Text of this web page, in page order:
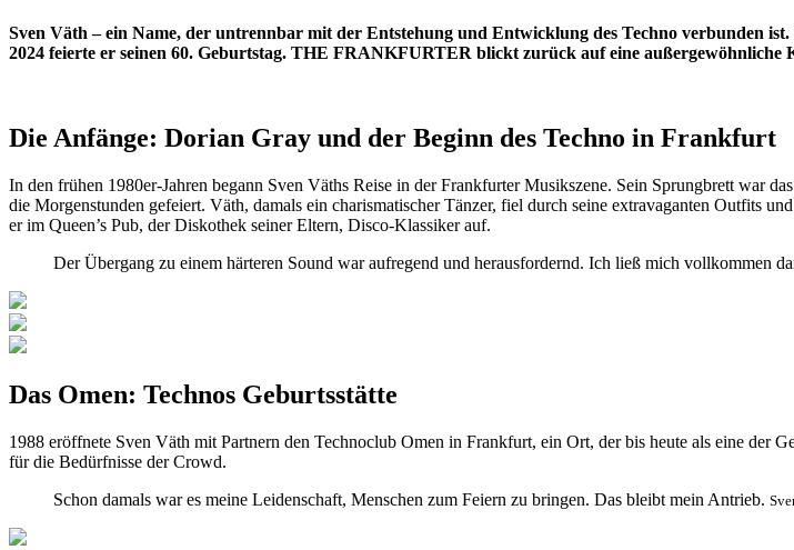
Sven Väth – ein Name, der untrennbar mit der Entstehung und Entwicklung des Techno verbunden
2024 feierte er seinen 60. Geburtstag. THE FRANKFURTER blickt zurück auf eine außergewöhnliche
Die Anfänge: Dorian Gray und der Beginn des Techno in Frankfurt
In den frühen 1980er-Jahren begann Sven Väths Reise in der Frankfurter Musikszene. Sein Sprungbrett war
die Morgenstunden gefeiert. Väth, damals ein charismatischer Tänzer, fiel durch seine extravaganten Outfits
er im Queen’s Pub, der Diskothek seiner Eltern, Disco-Klassiker auf.
Der Übergang zu einem härteren Sound war aufregend und herausfordernd. Ich ließ mich vollkommen
Das Omen: Technos Geburtsstätte
1988 eröffnete Sven Väth mit Partnern den Technoclub Omen in Frankfurt, ein Ort, der bis heute als eine der
für die Bedürfnisse der Crowd.
Schon damals war es meine Leidenschaft, Menschen zum Feiern zu bringen. Das bleibt mein Antrieb.